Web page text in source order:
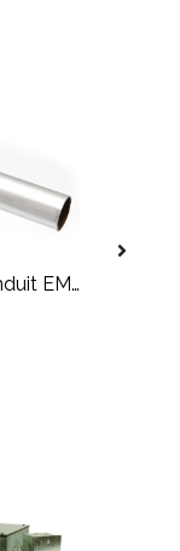
Tira Conduit EMT 32MM 3 Metros Espesor 1mm